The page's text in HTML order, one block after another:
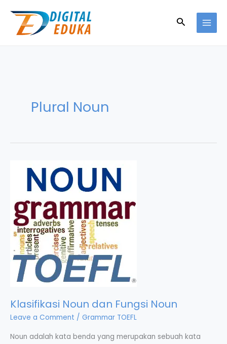
content
Search
Plural Noun
Klasifikasi Noun dan Fungsi Noun
Leave a Comment / Grammar TOEFL
Noun adalah kata benda yang merupakan sebuah kata